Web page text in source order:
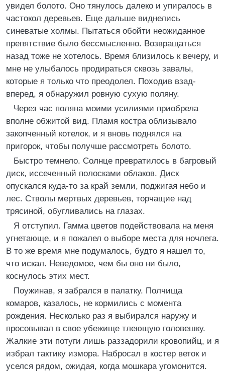
увидел болото. Оно тянулось далеко и упиралось в
частокол деревьев. Еще дальше виднелись
синеватые холмы. Пытаться обойти неожиданное
препятствие было бессмысленно. Возвращаться
назад тоже не хотелось. Время близилось к вечеру, и
мне не улыбалось продираться сквозь завалы,
которые я только что преодолел. Походив взад-
вперед, я обнаружил ровную сухую поляну.
Через час поляна моими усилиями приобрела
вполне обжитой вид. Пламя костра облизывало
закопченный котелок, и я вновь поднялся на
пригорок, чтобы получше рассмотреть болото.
Быстро темнело. Солнце превратилось в багровый
диск, иссеченный полосками облаков. Диск
опускался куда-то за край земли, поджигая небо и
лес. Стволы мертвых деревьев, торчащие над
трясиной, обугливались на глазах.
Я отступил. Гамма цветов подействовала на меня
угнетающе, и я пожалел о выборе места для ночлега.
В то же время мне подумалось, будто я нашел то,
что искал. Неведомое, чем бы оно ни было,
коснулось этих мест.
Поужинав, я забрался в палатку. Полчища
комаров, казалось, не кормились с момента
рождения. Несколько раз я выбирался наружу и
просовывал в свое убежище тлеющую головешку.
Жалкие эти потуги лишь раззадорили кровопийц, и я
избрал тактику измора. Набросал в костер веток и
уселся рядом, ожидая, когда мошкара угомонится.